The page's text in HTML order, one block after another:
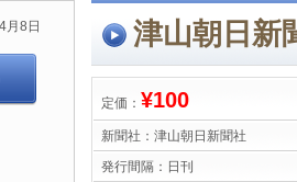
津山朝日新
定価： ¥100
新聞社： 津山朝日新聞社
発行間隔： 日刊